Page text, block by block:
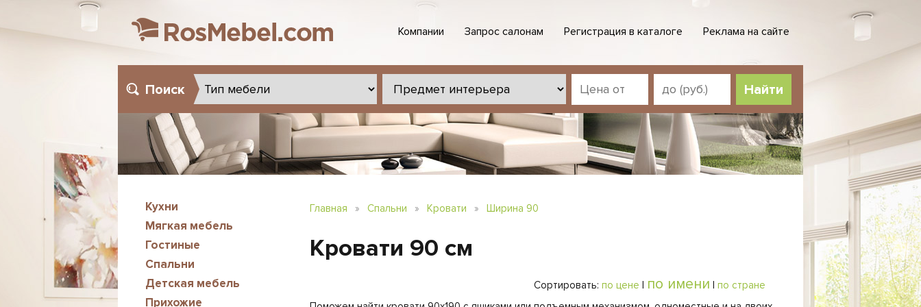
Компании Запрос салонам Регистрация в каталоге Реклама на сайте
Поиск
Кухни
Мягкая мебель
Гостиные
Спальни
Детская мебель
Прихожие
Главная » Спальни » Кровати » Ширина 90
Кровати 90 см
Сортировать: по цене | по имени | по стране